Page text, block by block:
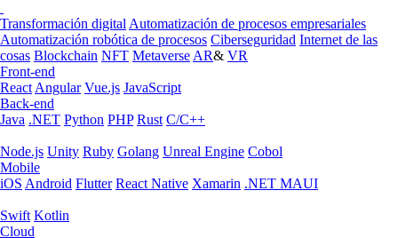
Transformación digital Automatización de procesos empresariales
Automatización robótica de procesos Ciberseguridad Internet de las
cosas Blockchain NFT Metaverse AR& VR
Front-end
React Angular Vue.js JavaScript
Back-end
Java .NET Python PHP Rust C/C++
Node.js Unity Ruby Golang Unreal Engine Cobol
Mobile
iOS Android Flutter React Native Xamarin .NET MAUI
Swift Kotlin
Cloud